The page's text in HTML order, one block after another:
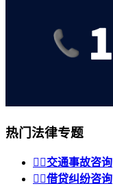
热门法律专题
 交通事故咨询
 借贷纠纷咨询